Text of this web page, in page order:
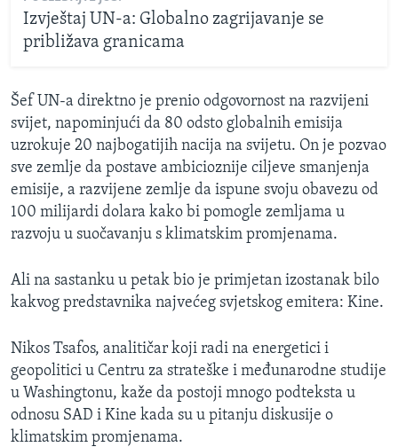
Izvještaj UN-a: Globalno zagrijavanje se
približava granicama
Šef UN-a direktno je prenio odgovornost na razvijeni
svijet, napominjući da 80 odsto globalnih emisija
uzrokuje 20 najbogatijih nacija na svijetu. On je pozvao
sve zemlje da postave ambicioznije ciljeve smanjenja
emisije, a razvijene zemlje da ispune svoju obavezu od
100 milijardi dolara kako bi pomogle zemljama u
razvoju u suočavanju s klimatskim promjenama.
Ali na sastanku u petak bio je primjetan izostanak bilo
kakvog predstavnika najvećeg svjetskog emitera: Kine.
Nikos Tsafos​, analitičar koji radi na energetici i
geopolitici u Centru za strateške i međunarodne studije
u Washingtonu, kaže da postoji mnogo podteksta u
odnosu SAD i Kine kada su u pitanju diskusije o
klimatskim promjenama.